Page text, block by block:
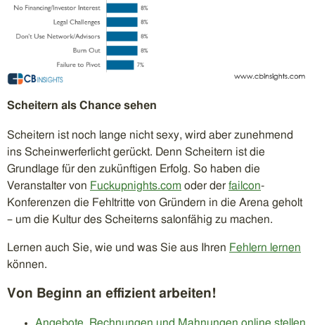
Scheitern als Chance sehen
Scheitern ist noch lange nicht sexy, wird aber zunehmend
ins Scheinwerferlicht gerückt. Denn Scheitern ist die
Grundlage für den zukünftigen Erfolg. So haben die
Veranstalter von Fuckupnights.com oder der failcon-
Konferenzen die Fehltritte von Gründern in die Arena geholt
– um die Kultur des Scheiterns salonfähig zu machen.
Lernen auch Sie, wie und was Sie aus Ihren Fehlern lernen
können.
Von Beginn an effizient arbeiten!
Angebote, Rechnungen und Mahnungen online stellen